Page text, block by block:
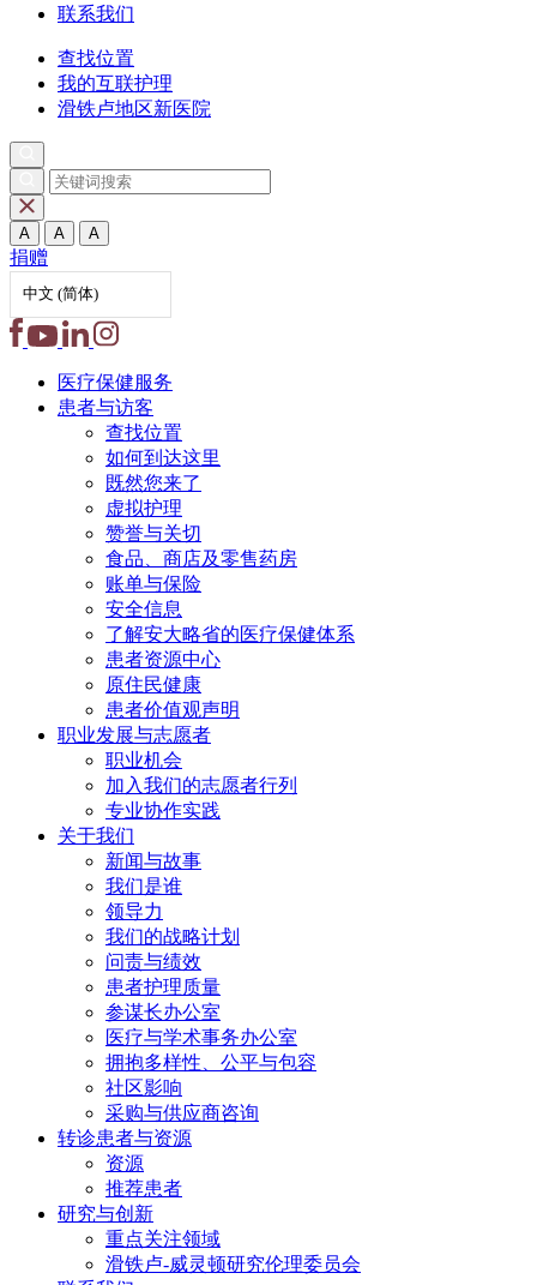
联系我们
查找位置
我的互联护理
滑铁卢地区新医院
A A A
捐赠
中文 (简体)
医疗保健服务
患者与访客
查找位置
如何到达这里
既然您来了
虚拟护理
赞誉与关切
食品、商店及零售药房
账单与保险
安全信息
了解安大略省的医疗保健体系
患者资源中心
原住民健康
患者价值观声明
职业发展与志愿者
职业机会
加入我们的志愿者行列
专业协作实践
关于我们
新闻与故事
我们是谁
领导力
我们的战略计划
问责与绩效
患者护理质量
参谋长办公室
医疗与学术事务办公室
拥抱多样性、公平与包容
社区影响
采购与供应商咨询
转诊患者与资源
资源
推荐患者
研究与创新
重点关注领域
滑铁卢-威灵顿研究伦理委员会